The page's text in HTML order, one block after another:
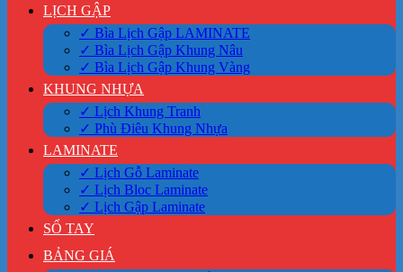
LỊCH GẬP
✓ Bìa Lịch Gập LAMINATE
✓ Bìa Lịch Gập Khung Nâu
✓ Bìa Lịch Gập Khung Vàng
KHUNG NHỰA
✓ Lịch Khung Tranh
✓ Phù Điêu Khung Nhựa
LAMINATE
✓ Lịch Gỗ Laminate
✓ Lịch Bloc Laminate
✓ Lịch Gập Laminate
SỔ TAY
BẢNG GIÁ